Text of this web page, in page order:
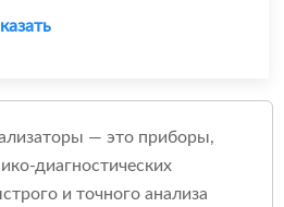
— это приборы,
диагностических
и точного анализа